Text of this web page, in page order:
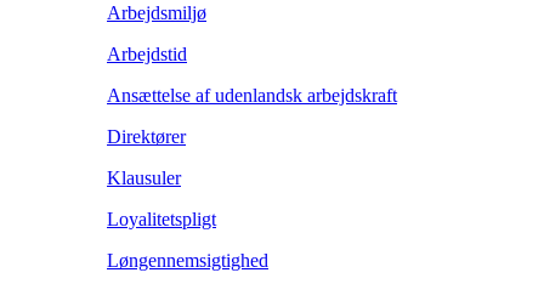
Arbejdsmiljø
Arbejdstid
Ansættelse af udenlandsk arbejdskraft
Direktører
Klausuler
Loyalitetspligt
Løngennemsigtighed